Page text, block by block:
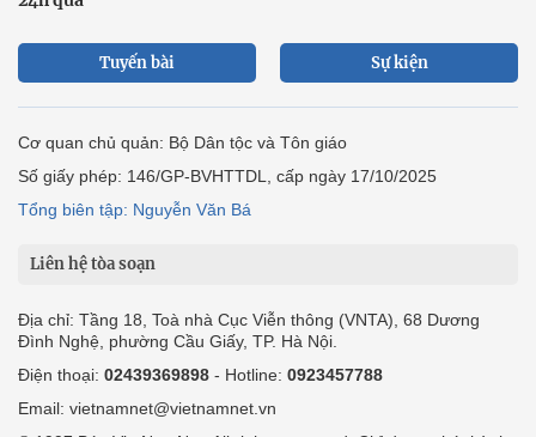
Tuyến bài Sự kiện
Cơ quan chủ quản: Bộ Dân tộc và Tôn giáo
Số giấy phép: 146/GP-BVHTTDL, cấp ngày 17/10/2025
Tổng biên tập: Nguyễn Văn Bá
Liên hệ tòa soạn
Địa chỉ: Tầng 18, Toà nhà Cục Viễn thông (VNTA), 68 Dương
Đình Nghệ, phường Cầu Giấy, TP. Hà Nội.
Điện thoại: 02439369898 - Hotline: 0923457788
Email: vietnamnet@vietnamnet.vn